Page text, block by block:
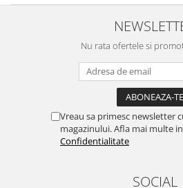
Nu rata ofertele si
Vreau sa primesc newsletter
magazinului. Afla mai multe in
Confidentialitate
SOCIAL